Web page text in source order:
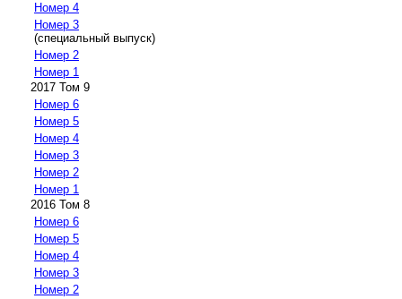
Номер 4
Номер 3
(специальный выпуск)
Номер 2
Номер 1
2017 Том 9
Номер 6
Номер 5
Номер 4
Номер 3
Номер 2
Номер 1
2016 Том 8
Номер 6
Номер 5
Номер 4
Номер 3
Номер 2